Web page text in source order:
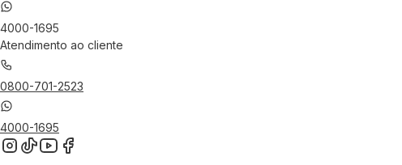
4000-1695
Atendimento ao cliente
0800-701-2523
4000-1695